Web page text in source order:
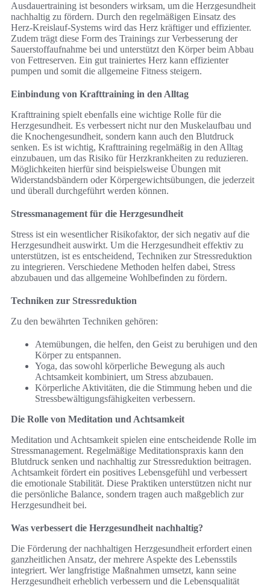
Ausdauertraining ist besonders wirksam, um die Herzgesundheit
nachhaltig zu fördern. Durch den regelmäßigen Einsatz des
Herz-Kreislauf-Systems wird das Herz kräftiger und effizienter.
Zudem trägt diese Form des Trainings zur Verbesserung der
Sauerstoffaufnahme bei und unterstützt den Körper beim Abbau
von Fettreserven. Ein gut trainiertes Herz kann effizienter
pumpen und somit die allgemeine Fitness steigern.
Einbindung von Krafttraining in den Alltag
Krafttraining spielt ebenfalls eine wichtige Rolle für die
Herzgesundheit. Es verbessert nicht nur den Muskelaufbau und
die Knochengesundheit, sondern kann auch den Blutdruck
senken. Es ist wichtig, Krafttraining regelmäßig in den Alltag
einzubauen, um das Risiko für Herzkrankheiten zu reduzieren.
Möglichkeiten hierfür sind beispielsweise Übungen mit
Widerstandsbändern oder Körpergewichtsübungen, die jederzeit
und überall durchgeführt werden können.
Stressmanagement für die Herzgesundheit
Stress ist ein wesentlicher Risikofaktor, der sich negativ auf die
Herzgesundheit auswirkt. Um die Herzgesundheit effektiv zu
unterstützen, ist es entscheidend, Techniken zur Stressreduktion
zu integrieren. Verschiedene Methoden helfen dabei, Stress
abzubauen und das allgemeine Wohlbefinden zu fördern.
Techniken zur Stressreduktion
Zu den bewährten Techniken gehören:
Atemübungen, die helfen, den Geist zu beruhigen und den
Körper zu entspannen.
Yoga, das sowohl körperliche Bewegung als auch
Achtsamkeit kombiniert, um Stress abzubauen.
Körperliche Aktivitäten, die die Stimmung heben und die
Stressbewältigungsfähigkeiten verbessern.
Die Rolle von Meditation und Achtsamkeit
Meditation und Achtsamkeit spielen eine entscheidende Rolle im
Stressmanagement. Regelmäßige Meditationspraxis kann den
Blutdruck senken und nachhaltig zur Stressreduktion beitragen.
Achtsamkeit fördert ein positives Lebensgefühl und verbessert
die emotionale Stabilität. Diese Praktiken unterstützen nicht nur
die persönliche Balance, sondern tragen auch maßgeblich zur
Herzgesundheit bei.
Was verbessert die Herzgesundheit nachhaltig?
Die Förderung der nachhaltigen Herzgesundheit erfordert einen
ganzheitlichen Ansatz, der mehrere Aspekte des Lebensstils
integriert. Wer langfristige Maßnahmen umsetzt, kann seine
Herzgesundheit erheblich verbessern und die Lebensqualität